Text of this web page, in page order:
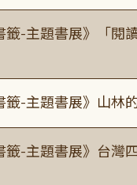
籤-主題書展》「閱
籤-主題書展》山林
籤-主題書展》台灣